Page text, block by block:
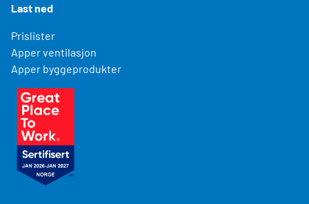
Last ned
Prislister
Apper ventilasjon
Apper byggeprodukter